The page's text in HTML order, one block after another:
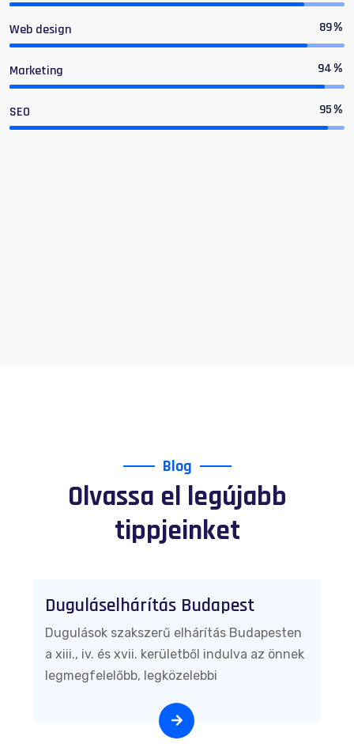
Web design 89%
Marketing 94%
SEO 95%
Blog
Olvassa el legújabb
tippjeinket
Duguláselhárítás Budapest
Dugulások szakszerű elhárítás Budapesten
a xiii., iv. és xvii. kerületből indulva az önnek
legmegfelelőbb, legközelebbi